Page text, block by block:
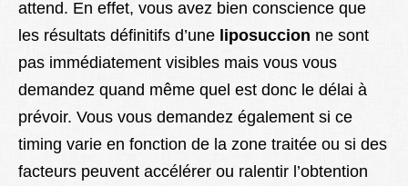
attend. En effet, vous avez bien conscience que
les résultats définitifs d’une liposuccion ne sont
pas immédiatement visibles mais vous vous
demandez quand même quel est donc le délai à
prévoir. Vous vous demandez également si ce
timing varie en fonction de la zone traitée ou si des
facteurs peuvent accélérer ou ralentir l’obtention